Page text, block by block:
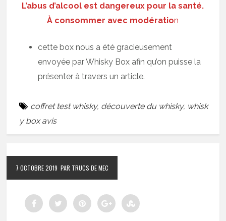
L’abus d’alcool est dangereux pour la santé.
À consommer avec modération
cette box nous a été gracieusement
envoyée par Whisky Box afin qu’on puisse la
présenter à travers un article.
coffret test whisky, découverte du whisky, whisk
y box avis
7 OCTOBRE 2019 PAR TRUCS DE MEC